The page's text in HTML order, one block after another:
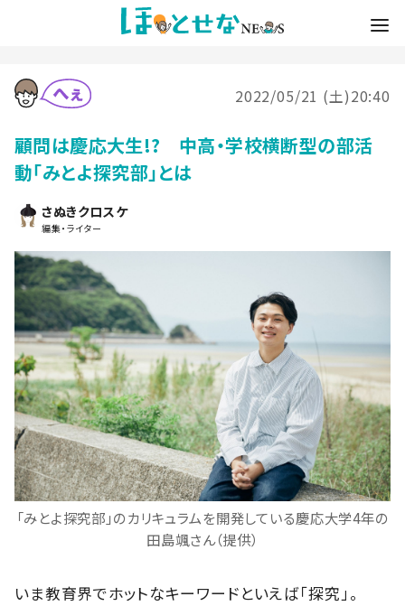
2022/05/21 (土)20:40
顧問は慶応大生!? 中高・学校横断型の部活
動「みとよ探究部」とは
さぬきクロスケ
編集・ライター
「みとよ探究部」のカリキュラムを開発している慶応大学4年の
田島颯さん（提供）
いま教育界でホットなキーワードといえば「探究」。